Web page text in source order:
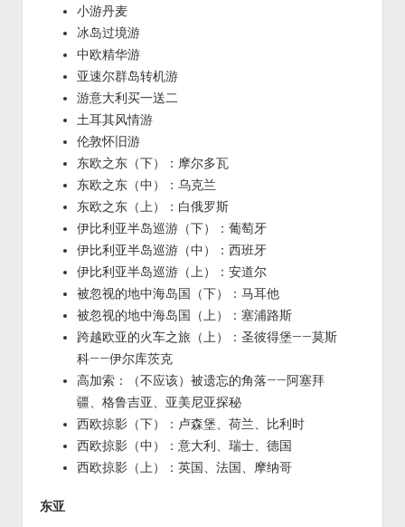
小游丹麦
冰岛过境游
中欧精华游
亚速尔群岛转机游
游意大利买一送二
土耳其风情游
伦敦怀旧游
东欧之东（下）：摩尔多瓦
东欧之东（中）：乌克兰
东欧之东（上）：白俄罗斯
伊比利亚半岛巡游（下）：葡萄牙
伊比利亚半岛巡游（中）：西班牙
伊比利亚半岛巡游（上）：安道尔
被忽视的地中海岛国（下）：马耳他
被忽视的地中海岛国（上）：塞浦路斯
跨越欧亚的火车之旅（上）：圣彼得堡——莫斯
科——伊尔库茨克
高加索：（不应该）被遗忘的角落——阿塞拜
疆、格鲁吉亚、亚美尼亚探秘
西欧掠影（下）：卢森堡、荷兰、比利时
西欧掠影（中）：意大利、瑞士、德国
西欧掠影（上）：英国、法国、摩纳哥
东亚